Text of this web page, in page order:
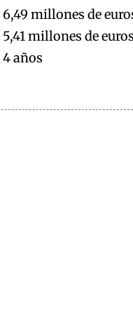
6,49 millones de
5,41 millones de
4 años